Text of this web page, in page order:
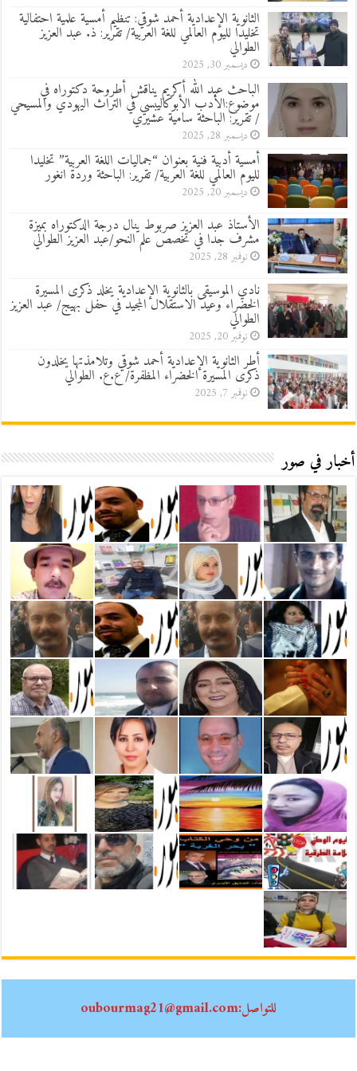
الثانوية الإعدادية أحمد شوقي: تنظيم أمسية علمية احتفالية
تخليدا لليوم العالمي للغة العربية/ تقرير: ذ. عبد العزيز
الطوالي
ديسمبر 30, 2025
الباحث عبد الله أكريم يناقش أطروحة دكتوراه في
موضوع:الأدب الأبوكاليبسي في التراث اليهودي والمسيحي
/ تقرير: الباحثة سامية عشيري
ديسمبر 28, 2025
أمسية أدبية فنية بعنوان “جماليات اللغة العربية” تخليدا
لليوم العالمي للغة العربية/ تقرير: الباحثة وردة انغور
ديسمبر 20, 2025
الأستاذ عبد العزيز صربوط ينال درجة الدكتوراه بميزة
مشرف جدا في تخصص علم النحو/عبد العزيز الطوالي
نوفمبر 28, 2025
نادي الموسيقى بالثانوية الإعدادية يخلد ذكرى المسيرة
الخضراء وعيد الاستقلال المجيد في حفل بهيج/ عبد العزيز
الطوالي
نوفمبر 20, 2025
أطر الثانوية الإعدادية أحمد شوقي وتلامذتها يخلدون
ذكرى المسيرة الخضراء المظفرة/ ع.ع. الطوالي
نوفمبر 7, 2025
أخبار في صور
للتواصل:oubourmag21@gmail.com